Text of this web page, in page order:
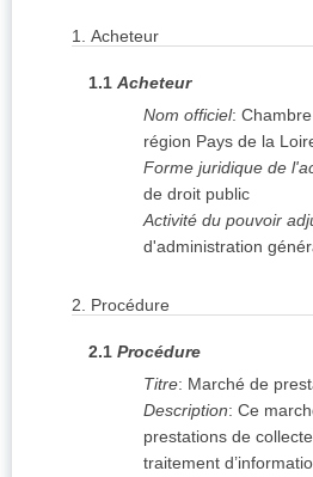
1. Acheteur
1.1 Acheteur
Nom officiel:
région Pays de la
Forme juridique de
de droit public
Activité du pouvoir
d'administration
2. Procédure
2.1 Procédure
Titre: Marché de
Description: Ce
prestations de
traitement